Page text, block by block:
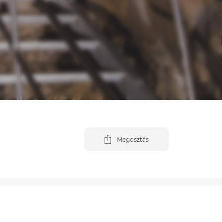
Megosztás